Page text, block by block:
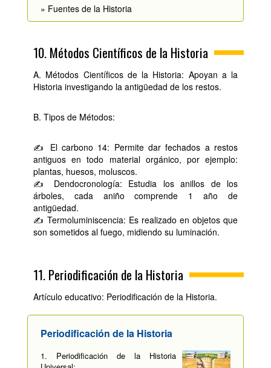
» Fuentes de la Historia
10. Métodos Científicos de la Historia
A. Métodos Científicos de la Historia: Apoyan a la
Historia investigando la antigüedad de los restos.
B. Tipos de Métodos:
✍ El carbono 14: Permite dar fechados a restos
antiguos en todo material orgánico, por ejemplo:
plantas, huesos, moluscos.
✍ Dendocronología: Estudia los anillos de los
árboles, cada aniño comprende 1 año de
antigüedad.
✍ Termoluminiscencia: Es realizado en objetos que
son sometidos al fuego, midiendo su luminación.
11. Periodificación de la Historia
Artículo educativo: Periodificación de la Historia.
Periodificación de la Historia
1. Periodificación de la Historia